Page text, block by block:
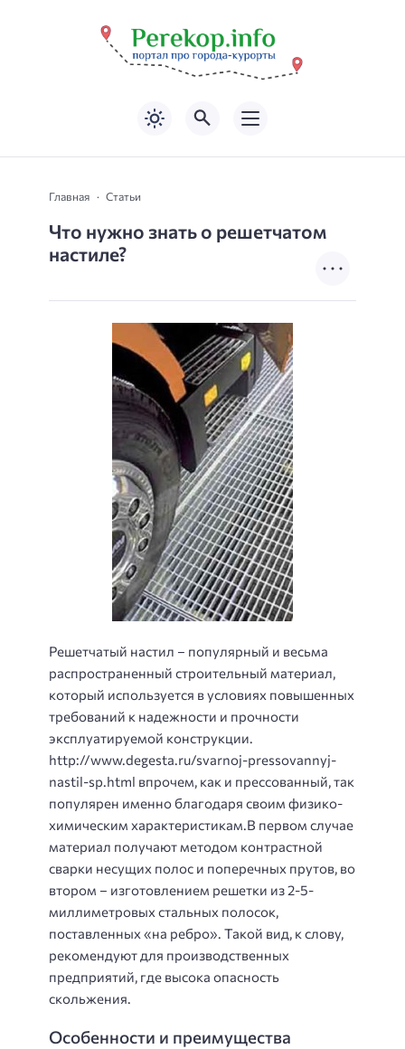
Главная Статьи
Что нужно знать о решетчатом
настиле?
Решетчатый настил – популярный и весьма
распространенный строительный материал,
который используется в условиях повышенных
требований к надежности и прочности
эксплуатируемой конструкции.
http://www.degesta.ru/svarnoj-pressovannyj-
nastil-sp.html впрочем, как и прессованный, так
популярен именно благодаря своим физико-
химическим характеристикам.В первом случае
материал получают методом контрастной
сварки несущих полос и поперечных прутов, во
втором – изготовлением решетки из 2-5-
миллиметровых стальных полосок,
поставленных «на ребро». Такой вид, к слову,
рекомендуют для производственных
предприятий, где высока опасность
скольжения.
Особенности и преимущества